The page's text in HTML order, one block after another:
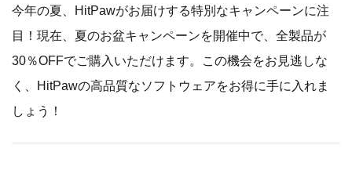
今年の夏、HitPawがお届けする特別なキャンペーンに注
目！現在、夏のお盆キャンペーンを開催中で、全製品が
30％OFFでご購入いただけます。この機会をお見逃しな
く、HitPawの高品質なソフトウェアをお得に手に入れま
しょう！